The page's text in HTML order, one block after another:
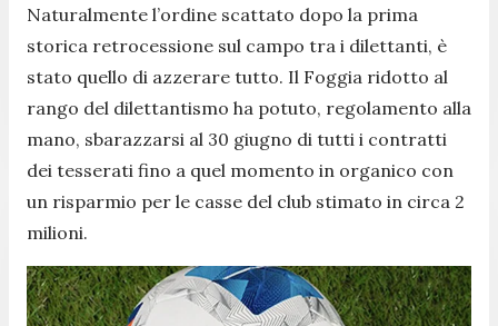
Naturalmente l’ordine scattato dopo la prima
storica retrocessione sul campo tra i dilettanti, è
stato quello di azzerare tutto. Il Foggia ridotto al
rango del dilettantismo ha potuto, regolamento alla
mano, sbarazzarsi al 30 giugno di tutti i contratti
dei tesserati fino a quel momento in organico con
un risparmio per le casse del club stimato in circa 2
milioni.